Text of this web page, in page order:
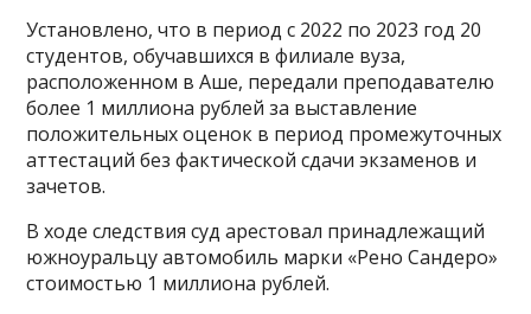
Установлено, что в период с 2022 по 2023 год 20
студентов, обучавшихся в филиале вуза,
расположенном в Аше, передали преподавателю
более 1 миллиона рублей за выставление
положительных оценок в период промежуточных
аттестаций без фактической сдачи экзаменов и
зачетов.
В ходе следствия суд арестовал принадлежащий
южноуральцу автомобиль марки «Рено Сандеро»
стоимостью 1 миллиона рублей.